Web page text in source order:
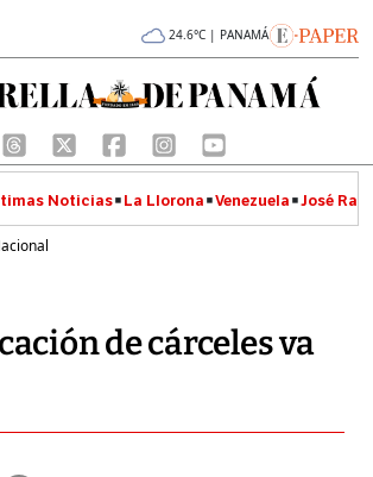
24.6°C | PANAMÁ
Noticias La Llorona Venezuela José
de cárceles va